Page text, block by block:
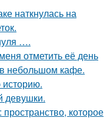
наткнулась на
….
отметить её день
небольшом кафе.
девушки.
которое